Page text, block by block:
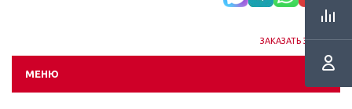
ЗАКАЗАТЬ ЗВОНОК
МЕНЮ